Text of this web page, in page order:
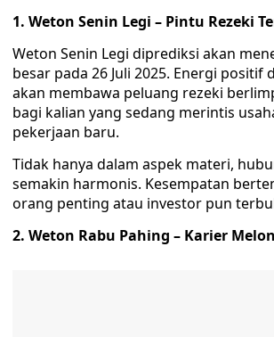
1. Weton Senin Legi – Pintu Rezeki
Weton Senin Legi diprediksi akan
besar pada 26 Juli 2025. Energi
akan membawa peluang rezeki
bagi kalian yang sedang merintis
pekerjaan baru.
Tidak hanya dalam aspek materi,
semakin harmonis. Kesempatan
orang penting atau investor pun
2. Weton Rabu Pahing – Karier